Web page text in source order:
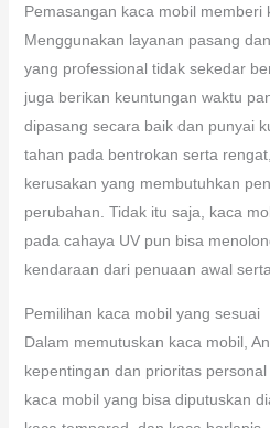
Pemasangan kaca mobil memberi
Menggunakan layanan pasang
yang professional tidak sekedar
juga berikan keuntungan waktu
dipasang secara baik dan punyai
tahan pada bentrokan serta
kerusakan yang membutuhkan
perubahan. Tidak itu saja, kaca
pada cahaya UV pun bisa
kendaraan dari penuaan awal
Pemilihan kaca mobil yang sesuai
Dalam memutuskan kaca mobil,
kepentingan dan prioritas
kaca mobil yang bisa diputuskan